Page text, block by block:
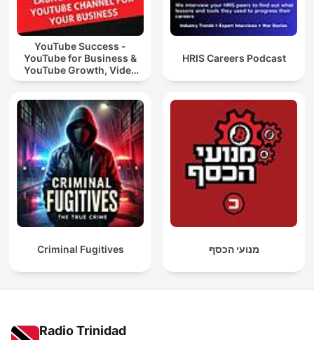
YouTube Success -
YouTube for Business &
YouTube Growth, Video
Marketing
HRIS Careers Podcast
Criminal Fugitives מנועי הכסף
Radio Trinidad